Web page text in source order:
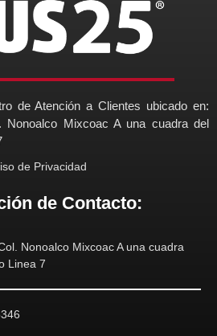
de Atención a Clientes ubicado en:
Nonoalco Mixcoac A una cuadra del
de Privacidad
de Contacto:
Nonoalco Mixcoac A una cuadra
Linea 7